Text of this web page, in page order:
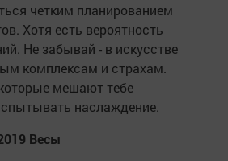
четким планированием
Хотя есть вероятность
Не забывай - в искусстве
комплексам и страхам.
мешают тебе
наслаждение.
Весы